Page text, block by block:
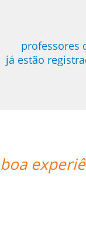
professores
já estão
de